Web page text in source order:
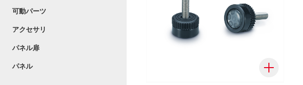
可動パーツ
アクセサリ
パネル扉
パネル